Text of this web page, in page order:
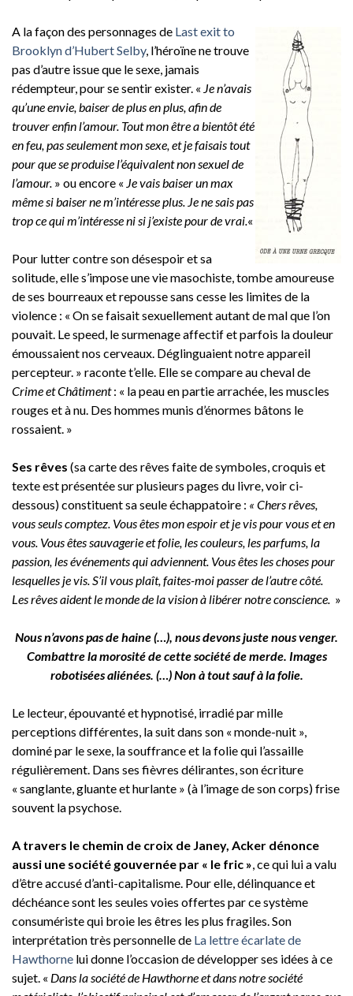
A la façon des personnages de Last exit to
Brooklyn d’Hubert Selby, l’héroïne ne trouve
pas d’autre issue que le sexe, jamais
rédempteur, pour se sentir exister. « Je n’avais
qu’une envie, baiser de plus en plus, afin de
trouver enfin l’amour. Tout mon être a bientôt été
en feu, pas seulement mon sexe, et je faisais tout
pour que se produise l’équivalent non sexuel de
l’amour. » ou encore « Je vais baiser un max
même si baiser ne m’intéresse plus. Je ne sais pas
trop ce qui m’intéresse ni si j’existe pour de vrai. «
Pour lutter contre son désespoir et sa
solitude, elle s’impose une vie masochiste, tombe amoureuse
de ses bourreaux et repousse sans cesse les limites de la
violence : « On se faisait sexuellement autant de mal que l’on
pouvait. Le speed, le surmenage affectif et parfois la douleur
émoussaient nos cerveaux. Déglinguaient notre appareil
percepteur. » raconte t’elle. Elle se compare au cheval de
Crime et Châtiment: « la peau en partie arrachée, les muscles
rouges et à nu. Des hommes munis d’énormes bâtons le
rossaient. »
Ses rêves (sa carte des rêves faite de symboles, croquis et
texte est présentée sur plusieurs pages du livre, voir ci-
dessous) constituent sa seule échappatoire : « Chers rêves,
vous seuls comptez. Vous êtes mon espoir et je vis pour vous et en
vous. Vous êtes sauvagerie et folie, les couleurs, les parfums, la
passion, les événements qui adviennent. Vous êtes les choses pour
lesquelles je vis. S’il vous plaît, faites-moi passer de l’autre côté.
Les rêves aident le monde de la vision à libérer notre conscience. »
Nous n’avons pas de haine (…), nous devons juste nous venger.
Combattre la morosité de cette société de merde. Images
robotisées aliénées. (…) Non à tout sauf à la folie.
Le lecteur, épouvanté et hypnotisé, irradié par mille
perceptions différentes, la suit dans son « monde-nuit »,
dominé par le sexe, la souffrance et la folie qui l’assaille
régulièrement. Dans ses fièvres délirantes, son écriture
« sanglante, gluante et hurlante » (à l’image de son corps) frise
souvent la psychose.
A travers le chemin de croix de Janey, Acker dénonce
aussi une société gouvernée par « le fric » , ce qui lui a valu
d’être accusé d’anti-capitalisme. Pour elle, délinquance et
déchéance sont les seules voies offertes par ce système
consumériste qui broie les êtres les plus fragiles. Son
interprétation très personnelle de La lettre écarlate de
Hawthorne lui donne l’occasion de développer ses idées à ce
sujet. « Dans la société de Hawthorne et dans notre société